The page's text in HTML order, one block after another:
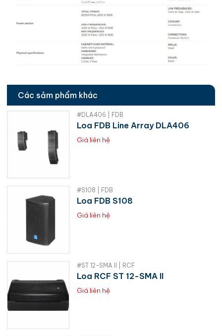
Các sảm phẩm khác
#DLA406 | FDB
Loa FDB Line Array DLA406
Giá liên hệ
#S108 | FDB
Loa FDB S108
Giá liên hệ
#ST 12-SMA II | RCF
Loa RCF ST 12-SMA II
Giá liên hệ